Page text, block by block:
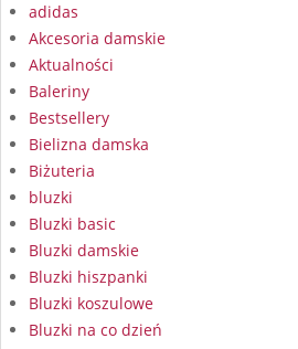
adidas
Akcesoria damskie
Aktualności
Baleriny
Bestsellery
Bielizna damska
Biżuteria
bluzki
Bluzki basic
Bluzki damskie
Bluzki hiszpanki
Bluzki koszulowe
Bluzki na co dzień